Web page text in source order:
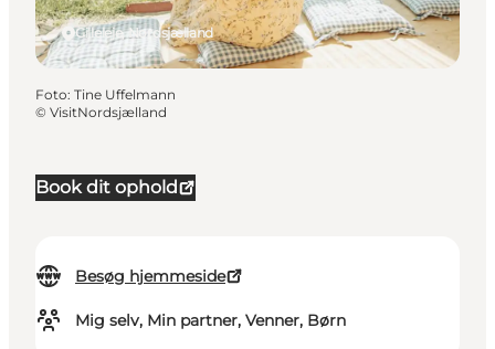
Book dit ophold
Besøg hjemmeside
Mig selv, Min partner, Venner, Børn
Gilleleje, Nordsjælland
Foto: Tine Uffelmann
© VisitNordsjælland